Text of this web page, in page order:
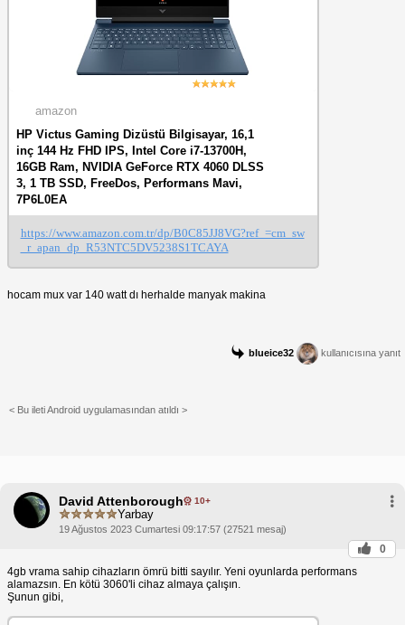
amazon
HP Victus Gaming Dizüstü Bilgisayar, 16,1
inç 144 Hz FHD IPS, Intel Core i7-13700H,
16GB Ram, NVIDIA GeForce RTX 4060 DLSS
3, 1 TB SSD, FreeDos, Performans Mavi,
7P6L0EA
https://www.amazon.com.tr/dp/B0C85JJ8VG?ref_=cm_sw
_r_apan_dp_R53NTC5DV5238S1TCAYA
hocam mux var 140 watt dı herhalde manyak makina
blueice32 kullanıcısına yanıt
< Bu ileti Android uygulamasından atıldı >
David Attenborough 10+
Yarbay
19 Ağustos 2023 Cumartesi 09:17:57 (27521 mesaj)
0
4gb vrama sahip cihazların ömrü bitti sayılır. Yeni oyunlarda performans
alamazsın. En kötü 3060'li cihaz almaya çalışın.
Şunun gibi,